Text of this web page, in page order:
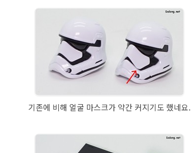
기존에 비해 얼굴 마스크가 약간 커지기도 했네요.